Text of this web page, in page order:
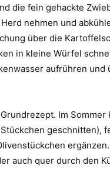
die fein gehackte
nehmen und
über die
in kleine Würfel
aufrühren
Im
geschnitten),
auch quer durch den